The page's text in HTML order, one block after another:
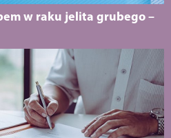
w raku jelita grubego –